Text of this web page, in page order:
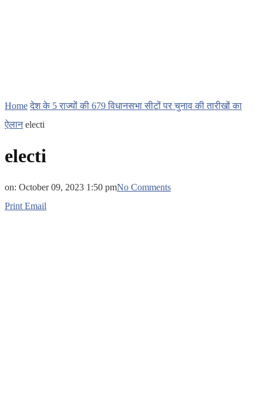
Home देश के 5 राज्यों की 679 विधानसभा सीटों पर चुनाव की तारीखों का
ऐलान electi
electi
on: October 09, 2023 1:50 pmNo Comments
Print Email